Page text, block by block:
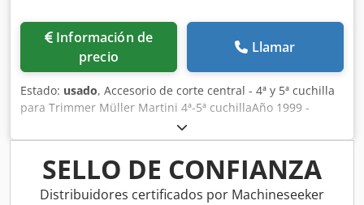
Información de
precio
Llamar
Estado: usado, Accesorio de corte central - 4ª y 5ª cuchilla
para Trimmer Müller Martini 4ª-5ª cuchillaAño 1999 -
Serial-No. DSS 2609 Online-Video-Inspección por Skype-
Video Cedpfx Aorgbzhenverf Estaríamos muy contentos
con su visita - más máquinas en Stock Disponible de
inmediato - Puede ser inspeccionado En Stock Emskirchen
/ Nuremberg - Se puede probar
SELLO DE CONFIANZA
Distribuidores certificados por Machineseeker